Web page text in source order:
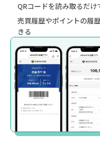
QRコードを読み取るだ
売買履歴やポイントの履
きる